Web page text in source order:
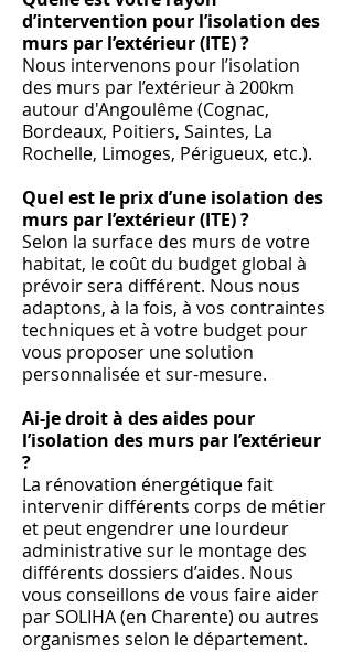
d’intervention pour l’isolation des
murs par l’extérieur (ITE) ?
Nous intervenons pour l’isolation
des murs par l’extérieur à 200km
autour d'Angoulême (Cognac,
Bordeaux, Poitiers, Saintes, La
Rochelle, Limoges, Périgueux, etc.).
Quel est le prix d’une isolation des
murs par l’extérieur (ITE) ?
Selon la surface des murs de votre
habitat, le coût du budget global à
prévoir sera différent. Nous nous
adaptons, à la fois, à vos contraintes
techniques et à votre budget pour
vous proposer une solution
personnalisée et sur-mesure.
Ai-je droit à des aides pour
l’isolation des murs par l’extérieur
?
La rénovation énergétique fait
intervenir différents corps de métier
et peut engendrer une lourdeur
administrative sur le montage des
différents dossiers d’aides. Nous
vous conseillons de vous faire aider
par SOLIHA (en Charente) ou autres
organismes selon le département.